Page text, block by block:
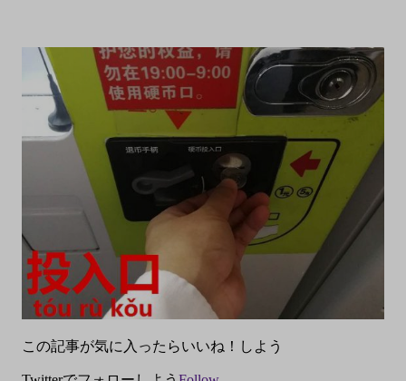
この記事が気に入ったらいいね！しよう